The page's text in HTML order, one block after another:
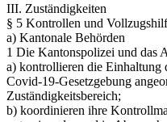
III. Zuständigkeiten
§ 5 Kontrollen und
a) Kantonale Behörden
1 Die Kantonspolizei und das
a) kontrollieren die Einhaltung
Covid-19-Gesetzgebung
Zuständigkeitsbereich;
b) koordinieren ihre